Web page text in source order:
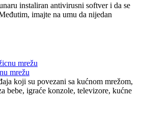
instaliran antivirusni softver i da se
imajte na umu da nijedan
mrežu
koji su povezani sa kućnom mrežom,
bebe, igraće konzole, televizore, kućne